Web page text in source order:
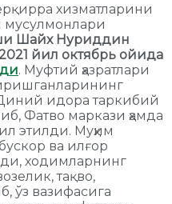
хизматларини
мусулмонлари
Шайх Нуриддин
йил октябрь ойида
. Муфтий ҳазратлари
идора таркибий
Фатво маркази ҳамда
этилди. Муҳим
ва илғор
ходимларнинг
тақво,
ўз вазифасига